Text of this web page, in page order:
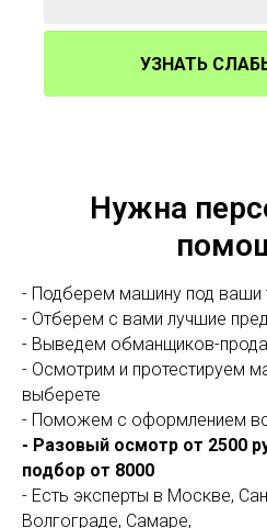
УЗНАТЬ
Нужна
- Подберем машину под ваши
- Отберем с вами лучшие
- Выведем обманщиков-
- Осмотрим и протестируем
выберете
- Поможем с оформлением
- Разовый осмотр от 2500
подбор от 8000
- Есть эксперты в Москве,
Волгограде, Самаре,